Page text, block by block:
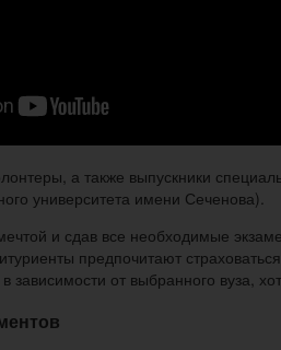
а также выпускники
университета имени Сеченова).
и сдав все необходимые
предпочитают
зависимости от выбранного вуза,